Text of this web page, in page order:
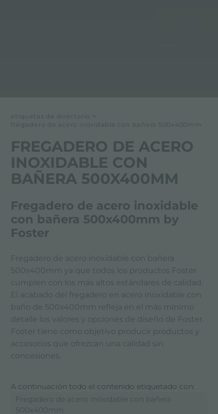
etiquetas de directorio
>
fregadero de acero inoxidable con bañera 500x400mm
FREGADERO DE ACERO
INOXIDABLE CON
BAÑERA 500X400MM
Fregadero de acero inoxidable
con bañera 500x400mm by
Foster
Fregadero de acero inoxidable con bañera
500x400mm ya que todos los productos Foster
cumplen con los más altos estándares de calidad.
El acabado del fregadero en acero inoxidable con
baño de 500x400mm refleja en el más mínimo
detalle los valores y opciones de diseño de Foster.
Foster tiene como objetivo producir productos y
accesorios que ofrezcan una calidad sin
concesiones.
A continuación todo el contenido etiquetado con:
Fregadero de acero inoxidable con bañera
500x400mm